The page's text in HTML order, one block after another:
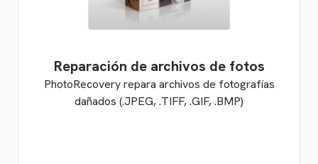
Reparación de archivos de fotos
PhotoRecovery repara archivos de fotografías
dañados (.JPEG, .TIFF, .GIF, .BMP)